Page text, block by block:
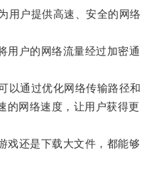
户提供高速、安全的网络
户的网络流量经过加密通
通过优化网络传输路径和
的网络速度，让用户获得更
还是下载大文件，都能够